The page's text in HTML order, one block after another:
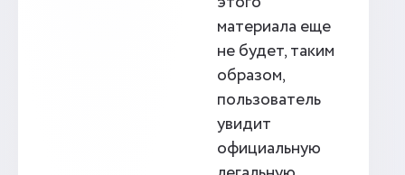
материала еще
не будет, таким
образом,
пользователь
увидит
официальную